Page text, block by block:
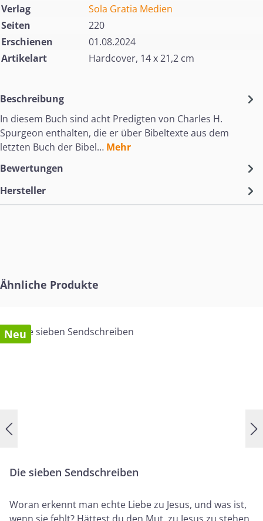
Verlag
Sola Gratia Medien
Seiten
220
Erschienen
01.08.2024
Artikelart
Hardcover, 14 x 21,2 cm
Beschreibung
In diesem Buch sind acht Predigten von Charles H.
Spurgeon enthalten, die er über Bibeltexte aus dem
letzten Buch der Bibel… Mehr
Bewertungen
Hersteller
Produktgalerie überspringen
Ähnliche Produkte
Neu
Die sieben Sendschreiben
Woran erkennt man echte Liebe zu Jesus, und was ist,